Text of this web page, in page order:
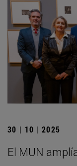
30 | 10 | 2025
El MUN